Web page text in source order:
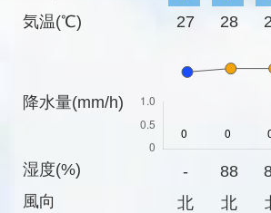
気温(℃)
降水量(mm/h)
湿度(%)
風向
27 28
- 88
北
北